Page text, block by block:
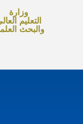
وزارة
التعليم العالي
والبحث